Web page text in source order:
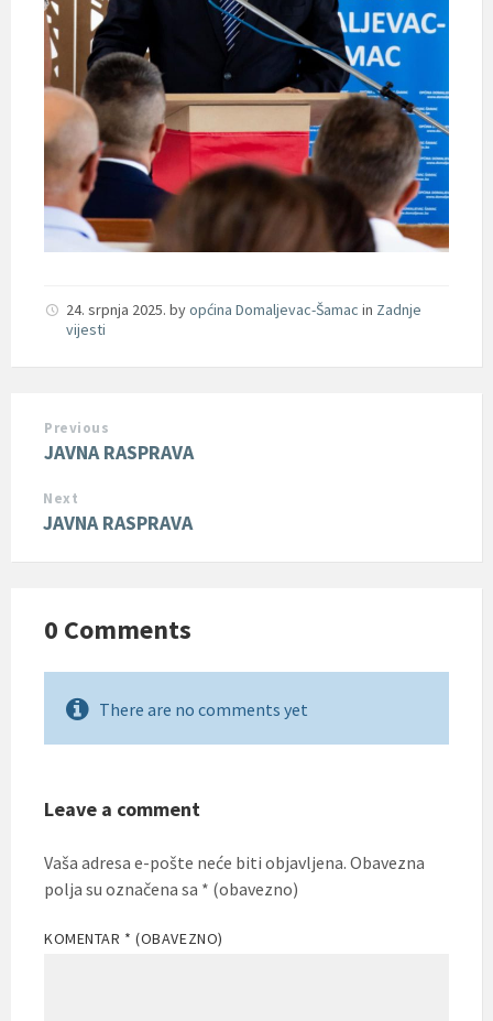
24. srpnja 2025. byopćina Domaljevac-Šamac in Zadnje
vijesti
Previous
JAVNA RASPRAVA
Next
JAVNA RASPRAVA
0 Comments
There are no comments yet
Leave a comment
Vaša adresa e-pošte neće biti objavljena. Obavezna
polja su označena sa * (obavezno)
KOMENTAR * (OBAVEZNO)